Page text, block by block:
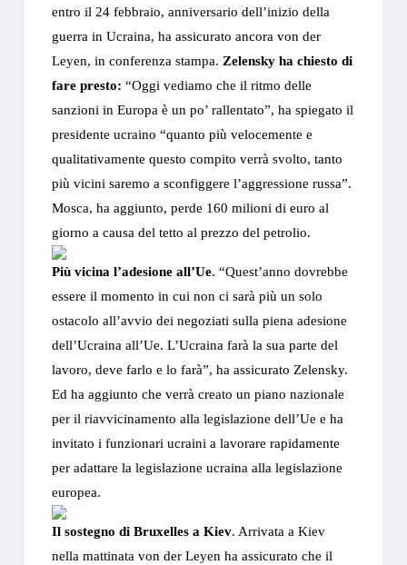
entro il 24 febbraio, anniversario dell’inizio della
guerra in Ucraina, ha assicurato ancora von der
Leyen, in conferenza stampa.Zelensky ha chiesto di
fare presto:“Oggi vediamo che il ritmo delle
sanzioni in Europa è un po’ rallentato”, ha spiegato il
presidente ucraino “quanto più velocemente e
qualitativamente questo compito verrà svolto, tanto
più vicini saremo a sconfiggere l’aggressione russa”.
Mosca, ha aggiunto, perde 160 milioni di euro al
giorno a causa del tetto al prezzo del petrolio.
Più vicina l’adesione all’Ue. “Quest’anno dovrebbe
essere il momento in cui non ci sarà più un solo
ostacolo all’avvio dei negoziati sulla piena adesione
dell’Ucraina all’Ue. L’Ucraina farà la sua parte del
lavoro, deve farlo e lo farà”, ha assicurato Zelensky.
Ed ha aggiunto che verrà creato un piano nazionale
per il riavvicinamento alla legislazione dell’Ue e ha
invitato i funzionari ucraini a lavorare rapidamente
per adattare la legislazione ucraina alla legislazione
europea.
Il sostegno di Bruxelles a Kiev. Arrivata a Kiev
nella mattinata von der Leyen ha assicurato che il